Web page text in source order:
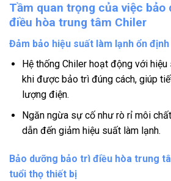
Tầm quan trọng của việc bảo
điều hòa trung tâm Chiler
Đảm bảo hiệu suất làm lạnh ổn định
Hệ thống Chiler hoạt động với
khi được bảo trì đúng cách, giúp
lượng điện.
Ngăn ngừa sự cố như rò rỉ môi
dẫn đến giảm hiệu suất làm lạnh.
Bảo dưỡng bảo trì điều hòa trung
tuổi thọ thiết bị